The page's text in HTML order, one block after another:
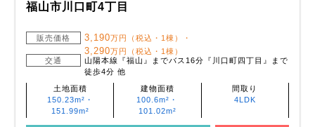
福山市川口町4丁目
販売価格 3,190万円（税込・1棟）・
3,290万円（税込・1棟）
交通
山陽本線『福山』までバス16分『川口町四丁目』まで
徒歩4分 他
土地面積
150.23m²・
151.99m²
建物面積
100.6m²・
101.02m²
間取り
4LDK